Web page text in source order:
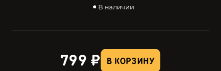
В наличии
В КОРЗИНУ
799 ₽